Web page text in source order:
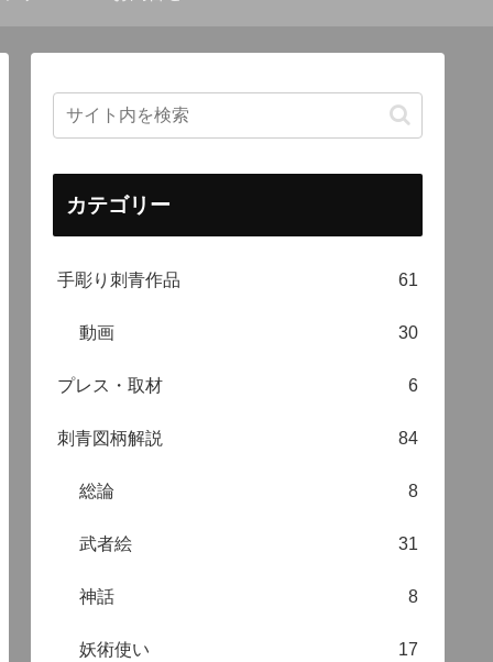
カテゴリー
手彫り刺青作品 61
動画 30
プレス・取材 6
刺青図柄解説 84
総論 8
武者絵 31
神話 8
妖術使い 17